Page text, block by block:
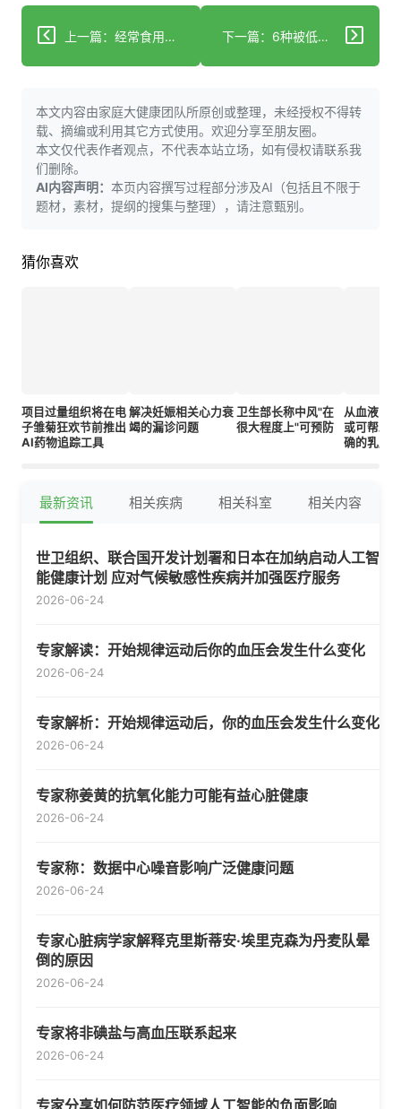
上一篇：经常食用黄瓜的健康益处 下一篇：6种被低估的秋季食物，值得登上你的餐桌
本文内容由家庭大健康团队所原创或整理，未经授权不得转
载、摘编或利用其它方式使用。欢迎分享至朋友圈。
本文仅代表作者观点，不代表本站立场，如有侵权请联系我
们删除。
AI内容声明： 本页内容撰写过程部分涉及AI（包括且不限于
题材，素材，提纲的搜集与整理），请注意甄别。
猜你喜欢
项目过量组织将在电
子雏菊狂欢节前推出
AI药物追踪工具
解决妊娠相关心力衰
竭的漏诊问题
卫生部长称中风"在
很大程度上"可预防
从血液中
或可帮助
确的乳腺
最新资讯 相关疾病 相关科室 相关内容
世卫组织、联合国开发计划署和日本在加纳启动人工智
能健康计划 应对气候敏感性疾病并加强医疗服务
2026-06-24
专家解读：开始规律运动后你的血压会发生什么变化
2026-06-24
专家解析：开始规律运动后，你的血压会发生什么变化
2026-06-24
专家称姜黄的抗氧化能力可能有益心脏健康
2026-06-24
专家称：数据中心噪音影响广泛健康问题
2026-06-24
专家心脏病学家解释克里斯蒂安·埃里克森为丹麦队晕
倒的原因
2026-06-24
专家将非碘盐与高血压联系起来
2026-06-24